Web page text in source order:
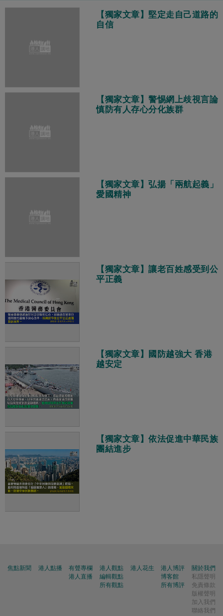
【獨家文章】堅定走自己道路的
自信
【獨家文章】警惕網上歧視言論
慎防有人存心分化族群
【獨家文章】弘揚「兩航起義」
愛國精神
【獨家文章】讓老百姓感受到公
平正義
【獨家文章】國防越強大 香港
越安定
【獨家文章】依法促進中華民族
團結進步
焦點新聞 港人點播
有聲專欄
港人直播
港人觀點
編輯觀點
所有觀點
港人花生
港人博評
博客館
所有博評
關於我們
私隱聲明
免責條款
版權聲明
加入我們
聯絡我們